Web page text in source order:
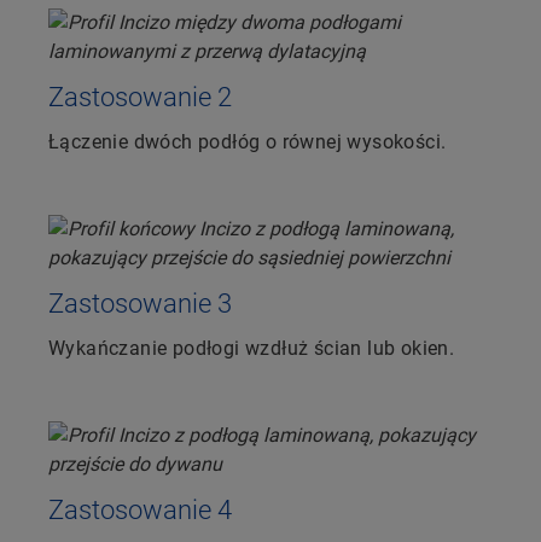
Zastosowanie 2
Łączenie dwóch podłóg o równej wysokości.
Zastosowanie 3
Wykańczanie podłogi wzdłuż ścian lub okien.
Zastosowanie 4